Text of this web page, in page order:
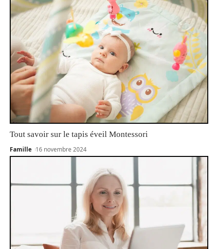
Tout savoir sur le tapis éveil Montessori
Famille 16 novembre 2024